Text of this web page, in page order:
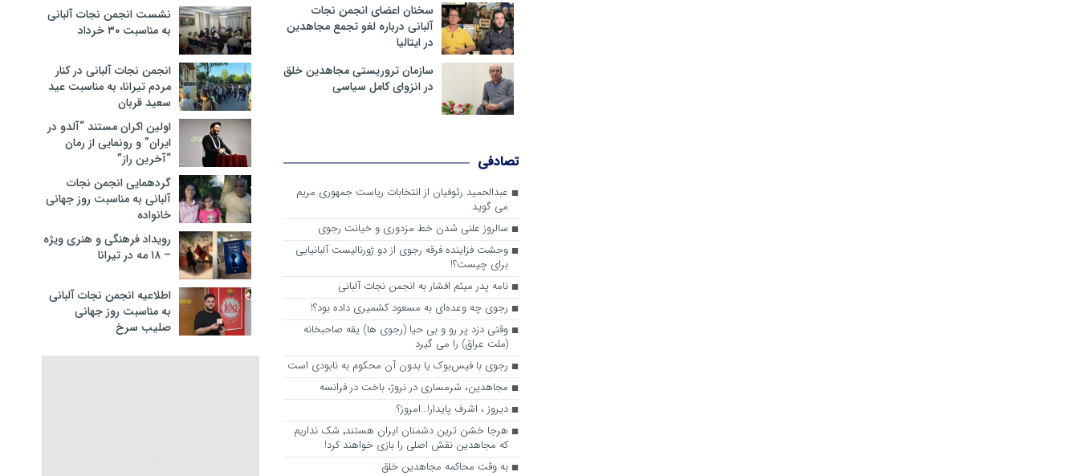
سخنان اعضای انجمن نجات
آلبانی درباره لغو تجمع مجاهدین
در ایتالیا
سازمان تروریستی مجاهدین خلق
در انزوای کامل سیاسی
تصادفی
عبدالحمید رئوفیان از انتخابات ریاست جمهوری مریم
می گوید
سالروز علنی شدن خط مزدوری و خیانت رجوی
وحشت فزاینده فرقه رجوی از دو ژورنالیست آلبانیایی
برای چیست؟!
نامه پدر میثم افشار به انجمن نجات آلبانی
رجوی چه وعده‌ای به مسعود کشمیری داده بود؟!
وقتی دزد پر رو و بی حیا (رجوی ها) یقه صاحبخانه
(ملت عراق) را می گیرد
رجوی با فیس‌بوک یا بدون آن محکوم به نابودی است
مجاهدین، شرم‎ساری در نروژ، باخت در فرانسه
ديروز ، اشرف پايدار!…امروز؟
هرجا خشن ترین دشمنان ایران هستند٬ شک نداریم
که مجاهدین نقش اصلی را بازی خواهند کرد!
به وقت محاکمه مجاهدین خلق
نشست انجمن نجات آلبانی
به مناسبت ۳۰ خرداد
انجمن نجات آلبانی در کنار
مردم تیرانا، به مناسبت عید
سعید قربان
اولین اکران مستند “آلدو در
ایران” و رونمایی از رمان
“آخرین راز”
گردهمایی انجمن نجات
آلبانی به مناسبت روز جهانی
خانواده
رویداد فرهنگی و هنری ویژه
– ۱۸ مه در تیرانا
اطلاعیه انجمن نجات آلبانی
به مناسبت روز جهانی
صلیب سرخ